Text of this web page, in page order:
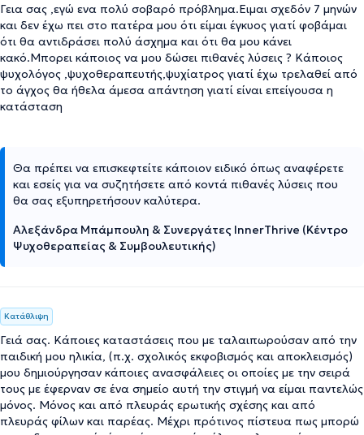
Γεια σας ,εγώ ενα πολύ σοβαρό πρόβλημα.Ειμαι σχεδόν 7 μηνών
και δεν έχω πει στο πατέρα μου ότι είμαι έγκυος γιατί φοβάμαι
ότι θα αντιδράσει πολύ άσχημα και ότι θα μου κάνει
κακό.Μπορει κάποιος να μου δώσει πιθανές λύσεις ? Κάποιος
ψυχολόγος ,ψυχοθεραπευτής,ψυχίατρος γιατί έχω τρελαθεί από
το άγχος θα ήθελα άμεσα απάντηση γιατί είναι επείγουσα η
κατάσταση
Θα πρέπει να επισκεφτείτε κάποιον ειδικό όπως αναφέρετε
και εσείς για να συζητήσετε από κοντά πιθανές λύσεις που
θα σας εξυπηρετήσουν καλύτερα.
Αλεξάνδρα Μπάμπουλη & Συνεργάτες InnerThrive (Κέντρο
Ψυχοθεραπείας & Συμβουλευτικής)
Κατάθλιψη
Γειά σας. Κάποιες καταστάσεις που με ταλαιπωρούσαν από την
παιδική μου ηλικία, (π.χ. σχολικός εκφοβισμός και αποκλεισμός)
μου δημιούργησαν κάποιες ανασφάλειες οι οποίες με την σειρά
τους με έφερναν σε ένα σημείο αυτή την στιγμή να είμαι παντελώς
μόνος. Μόνος και από πλευράς ερωτικής σχέσης και από
πλευράς φίλων και παρέας. Μέχρι πρότινος πίστευα πως μπορώ